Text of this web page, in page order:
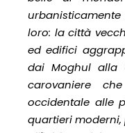
loro: la città
ed edifici
dai Moghul alla
carovaniere
occidentale alle
quartieri moderni,